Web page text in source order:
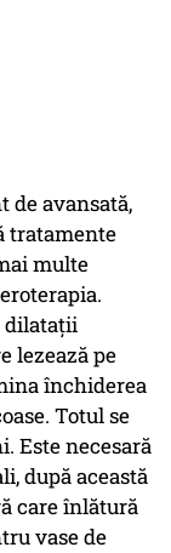
de avansată,
tratamente
multe
dilatații
lezează pe
închiderea
Totul se
Este necesară
după această
care înlătură
vase de